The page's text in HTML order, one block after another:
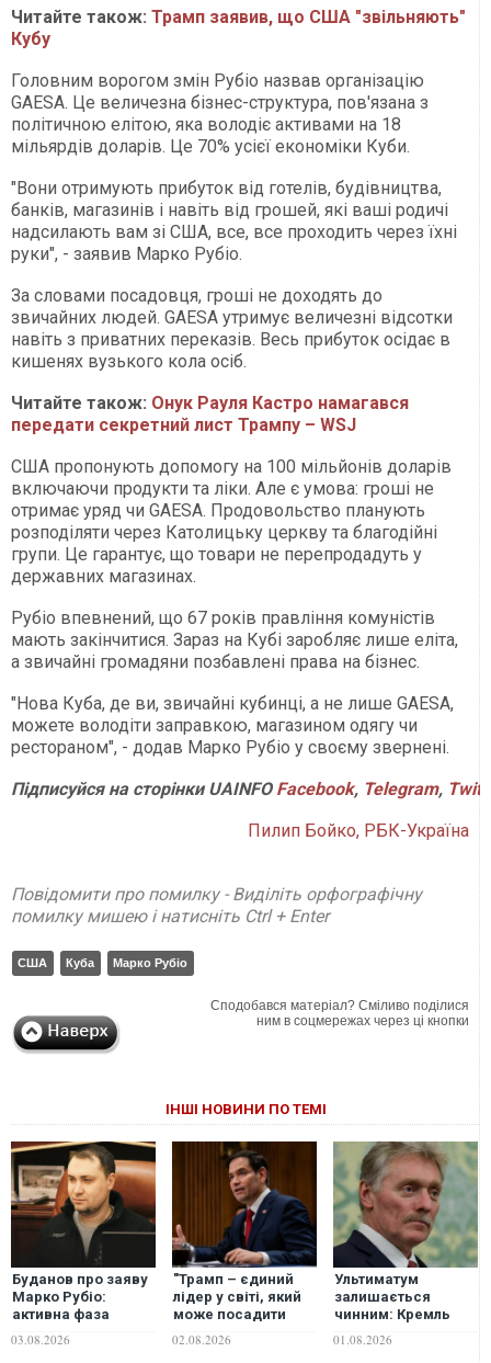
Читайте також: Трамп заявив, що США "звільняють"
Кубу
Головним ворогом змін Рубіо назвав організацію
GAESA. Це величезна бізнес-структура, пов'язана з
політичною елітою, яка володіє активами на 18
мільярдів доларів. Це 70% усієї економіки Куби.
"Вони отримують прибуток від готелів, будівництва,
банків, магазинів і навіть від грошей, які ваші родичі
надсилають вам зі США, все, все проходить через їхні
руки", - заявив Марко Рубіо.
За словами посадовця, гроші не доходять до
звичайних людей. GAESA утримує величезні відсотки
навіть з приватних переказів. Весь прибуток осідає в
кишенях вузького кола осіб.
Читайте також: Онук Рауля Кастро намагався
передати секретний лист Трампу – WSJ
США пропонують допомогу на 100 мільйонів доларів
включаючи продукти та ліки. Але є умова: гроші не
отримає уряд чи GAESA. Продовольство планують
розподіляти через Католицьку церкву та благодійні
групи. Це гарантує, що товари не перепродадуть у
державних магазинах.
Рубіо впевнений, що 67 років правління комуністів
мають закінчитися. Зараз на Кубі заробляє лише еліта,
а звичайні громадяни позбавлені права на бізнес.
"Нова Куба, де ви, звичайні кубинці, а не лише GAESA,
можете володіти заправкою, магазином одягу чи
рестораном", - додав Марко Рубіо у своєму звернені.
ПідписуйсянасторінкиUAINFO Facebook, Telegram,
Пилип Бойко, РБК-Україна
Повідомити про помилку - Виділіть орфографічну
помилку мишею і натисніть Ctrl + Enter
США Куба Марко Рубіо
Сподобався матеріал? Сміливо поділися
ним в соцмережах через ці кнопки
ІНШІ НОВИНИ ПО ТЕМІ
Буданов про заяву
Марко Рубіо:
активна фаза
паузі, але процес
03.08.2026
"Трамп – єдиний
лідер у світі, який
може посадити
стіл переговорів", -
02.08.2026
Ультиматум
залишається
чинним: Кремль
пропозиції Марко
01.08.2026